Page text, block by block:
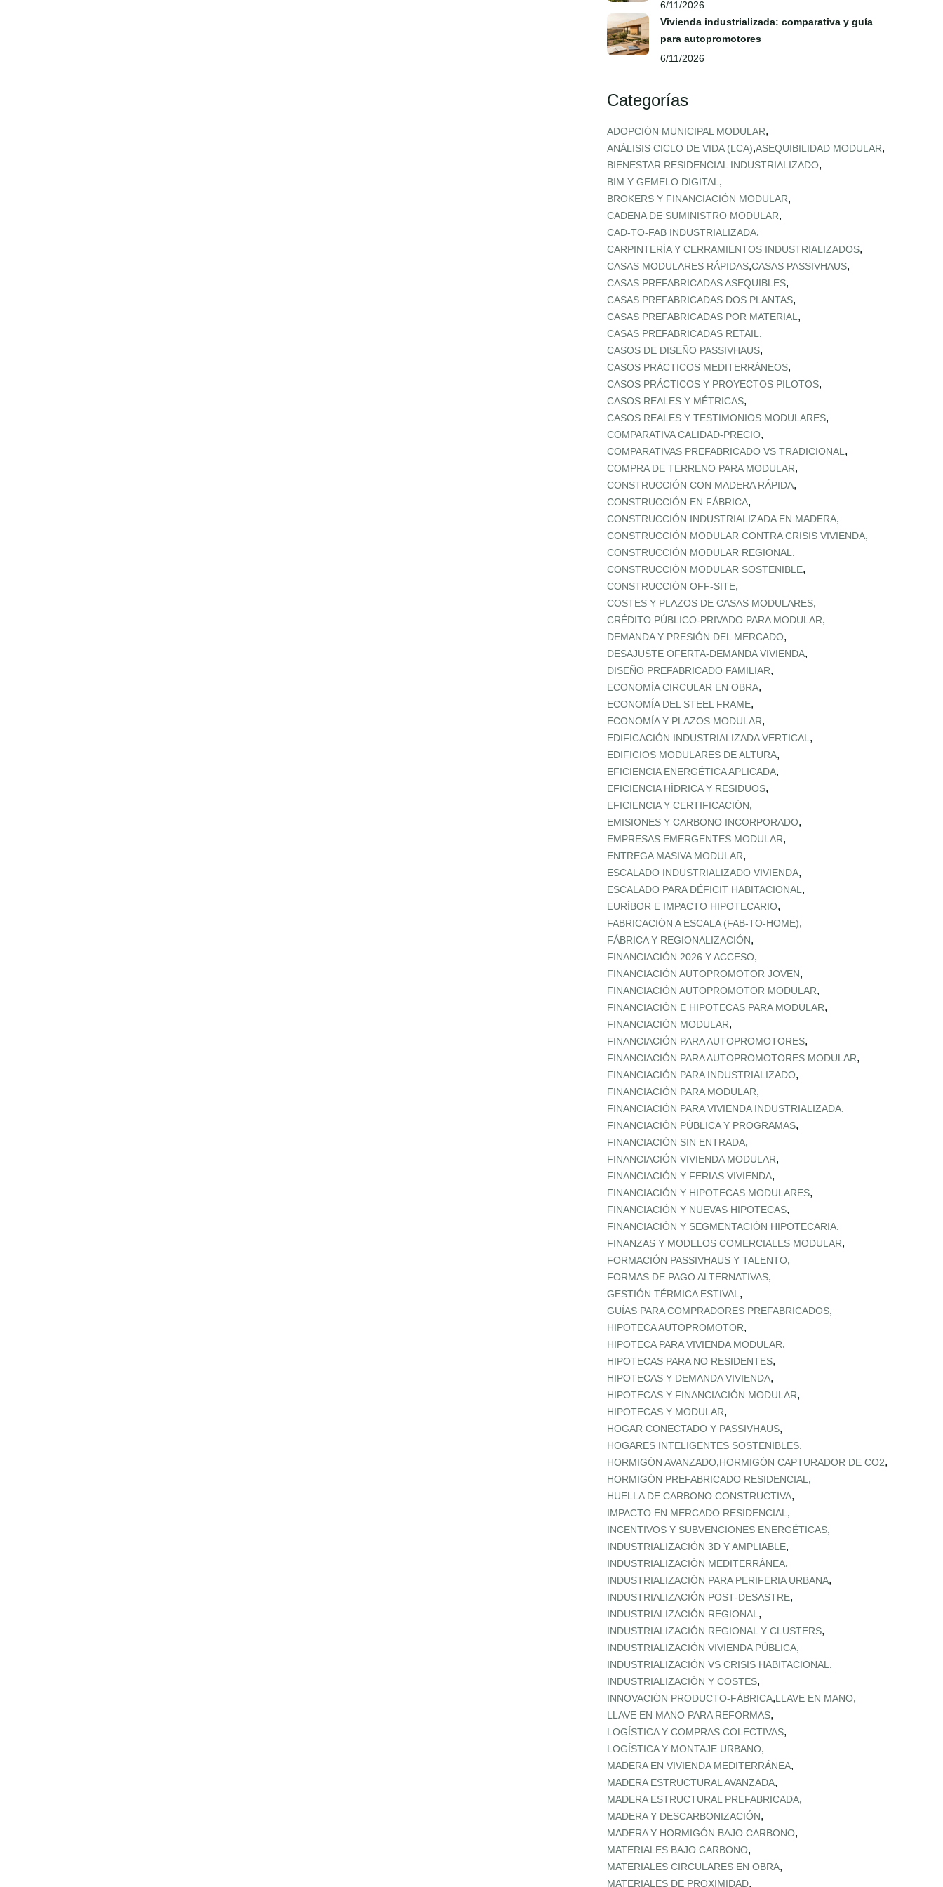
6/11/2026
Vivienda industrializada: comparativa y guía
para autopromotores
6/11/2026
Categorías
ADOPCIÓN MUNICIPAL MODULAR,
ANÁLISIS CICLO DE VIDA (LCA),ASEQUIBILIDAD MODULAR,
BIENESTAR RESIDENCIAL INDUSTRIALIZADO,
BIM Y GEMELO DIGITAL ,
BROKERS Y FINANCIACIÓN MODULAR,
CADENA DE SUMINISTRO MODULAR,
CAD‑TO‑FAB INDUSTRIALIZADA,
CARPINTERÍA Y CERRAMIENTOS INDUSTRIALIZADOS,
CASAS MODULARES RÁPIDAS,CASAS PASSIVHAUS,
CASAS PREFABRICADAS ASEQUIBLES,
CASAS PREFABRICADAS DOS PLANTAS,
CASAS PREFABRICADAS POR MATERIAL ,
CASAS PREFABRICADAS RETAIL ,
CASOS DE DISEÑO PASSIVHAUS,
CASOS PRÁCTICOS MEDITERRÁNEOS,
CASOS PRÁCTICOS Y PROYECTOS PILOTOS,
CASOS REALES Y MÉTRICAS,
CASOS REALES Y TESTIMONIOS MODULARES,
COMPARATIVA CALIDAD‑PRECIO,
COMPARATIVAS PREFABRICADO VS TRADICIONAL ,
COMPRA DE TERRENO PARA MODULAR,
CONSTRUCCIÓN CON MADERA RÁPIDA,
CONSTRUCCIÓN EN FÁBRICA,
CONSTRUCCIÓN INDUSTRIALIZADA EN MADERA,
CONSTRUCCIÓN MODULAR CONTRA CRISIS VIVIENDA,
CONSTRUCCIÓN MODULAR REGIONAL ,
CONSTRUCCIÓN MODULAR SOSTENIBLE,
CONSTRUCCIÓN OFF‑SITE,
COSTES Y PLAZOS DE CASAS MODULARES,
CRÉDITO PÚBLICO‑PRIVADO PARA MODULAR,
DEMANDA Y PRESIÓN DEL MERCADO,
DESAJUSTE OFERTA‑DEMANDA VIVIENDA,
DISEÑO PREFABRICADO FAMILIAR,
ECONOMÍA CIRCULAR EN OBRA,
ECONOMÍA DEL STEEL FRAME,
ECONOMÍA Y PLAZOS MODULAR,
EDIFICACIÓN INDUSTRIALIZADA VERTICAL ,
EDIFICIOS MODULARES DE ALTURA,
EFICIENCIA ENERGÉTICA APLICADA,
EFICIENCIA HÍDRICA Y RESIDUOS,
EFICIENCIA Y CERTIFICACIÓN,
EMISIONES Y CARBONO INCORPORADO,
EMPRESAS EMERGENTES MODULAR,
ENTREGA MASIVA MODULAR,
ESCALADO INDUSTRIALIZADO VIVIENDA,
ESCALADO PARA DÉFICIT HABITACIONAL ,
EURÍBOR E IMPACTO HIPOTECARIO,
FABRICACIÓN A ESCALA (FAB‑TO‑HOME),
FÁBRICA Y REGIONALIZACIÓN,
FINANCIACIÓN 2026 Y ACCESO,
FINANCIACIÓN AUTOPROMOTOR JOVEN,
FINANCIACIÓN AUTOPROMOTOR MODULAR,
FINANCIACIÓN E HIPOTECAS PARA MODULAR,
FINANCIACIÓN MODULAR,
FINANCIACIÓN PARA AUTOPROMOTORES,
FINANCIACIÓN PARA AUTOPROMOTORES MODULAR,
FINANCIACIÓN PARA INDUSTRIALIZADO,
FINANCIACIÓN PARA MODULAR,
FINANCIACIÓN PARA VIVIENDA INDUSTRIALIZADA,
FINANCIACIÓN PÚBLICA Y PROGRAMAS,
FINANCIACIÓN SIN ENTRADA,
FINANCIACIÓN VIVIENDA MODULAR,
FINANCIACIÓN Y FERIAS VIVIENDA,
FINANCIACIÓN Y HIPOTECAS MODULARES,
FINANCIACIÓN Y NUEVAS HIPOTECAS,
FINANCIACIÓN Y SEGMENTACIÓN HIPOTECARIA,
FINANZAS Y MODELOS COMERCIALES MODULAR,
FORMACIÓN PASSIVHAUS Y TALENTO,
FORMAS DE PAGO ALTERNATIVAS,
GESTIÓN TÉRMICA ESTIVAL ,
GUÍAS PARA COMPRADORES PREFABRICADOS,
HIPOTECA AUTOPROMOTOR,
HIPOTECA PARA VIVIENDA MODULAR,
HIPOTECAS PARA NO RESIDENTES,
HIPOTECAS Y DEMANDA VIVIENDA,
HIPOTECAS Y FINANCIACIÓN MODULAR,
HIPOTECAS Y MODULAR,
HOGAR CONECTADO Y PASSIVHAUS,
HOGARES INTELIGENTES SOSTENIBLES,
HORMIGÓN AVANZADO,HORMIGÓN CAPTURADOR DE CO2,
HORMIGÓN PREFABRICADO RESIDENCIAL ,
HUELLA DE CARBONO CONSTRUCTIVA,
IMPACTO EN MERCADO RESIDENCIAL ,
INCENTIVOS Y SUBVENCIONES ENERGÉTICAS,
INDUSTRIALIZACIÓN 3D Y AMPLIABLE,
INDUSTRIALIZACIÓN MEDITERRÁNEA,
INDUSTRIALIZACIÓN PARA PERIFERIA URBANA,
INDUSTRIALIZACIÓN POST‑DESASTRE,
INDUSTRIALIZACIÓN REGIONAL ,
INDUSTRIALIZACIÓN REGIONAL Y CLUSTERS,
INDUSTRIALIZACIÓN VIVIENDA PÚBLICA,
INDUSTRIALIZACIÓN VS CRISIS HABITACIONAL ,
INDUSTRIALIZACIÓN Y COSTES,
INNOVACIÓN PRODUCTO-FÁBRICA,LLAVE EN MANO,
LLAVE EN MANO PARA REFORMAS,
LOGÍSTICA Y COMPRAS COLECTIVAS,
LOGÍSTICA Y MONTAJE URBANO,
MADERA EN VIVIENDA MEDITERRÁNEA,
MADERA ESTRUCTURAL AVANZADA,
MADERA ESTRUCTURAL PREFABRICADA,
MADERA Y DESCARBONIZACIÓN,
MADERA Y HORMIGÓN BAJO CARBONO,
MATERIALES BAJO CARBONO,
MATERIALES CIRCULARES EN OBRA,
MATERIALES DE PROXIMIDAD,